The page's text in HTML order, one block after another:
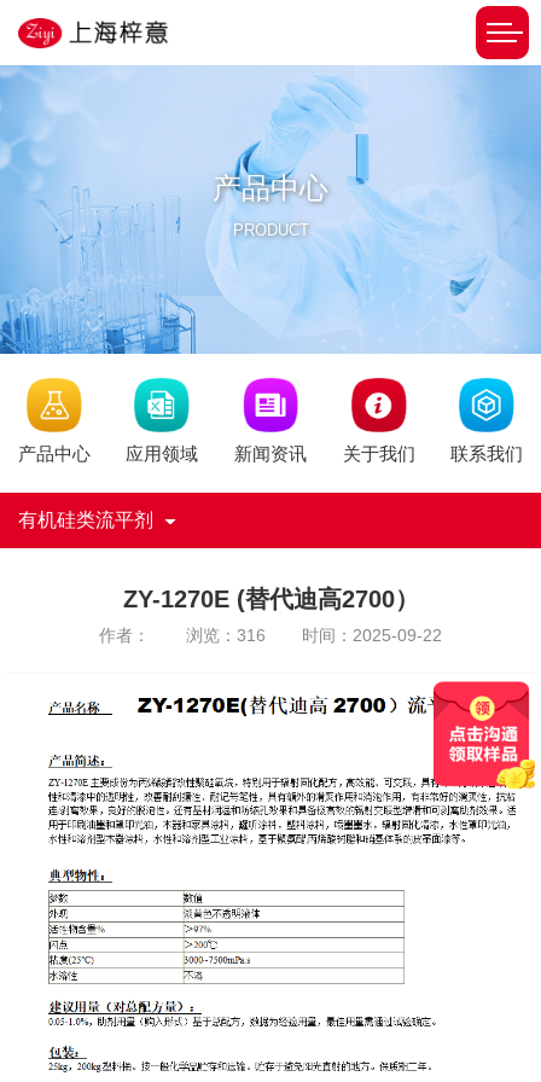
产品中心
PRODUCT
产品中心 应用领域 新闻资讯 关于我们 联系我们
有机硅类流平剂
ZY-1270E (替代迪高2700）
作者： 浏览：316 时间：2025-09-22